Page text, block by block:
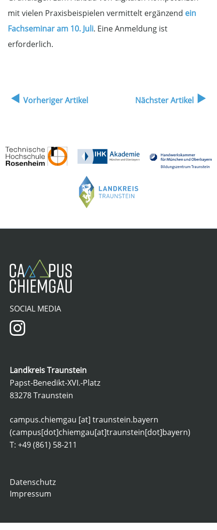
mit vielen Praxisbeispielen vermittelt ergänzend ein
Fachseminar am 10. Juli. Eine Anmeldung ist
erforderlich.
Vorheriger Artikel Nächster Artikel
SOCIAL MEDIA
Landkreis Traunstein
Papst-Benedikt-XVI.-Platz
83278 Traunstein
campus.chiemgau [at] traunstein.bayern
(campus[dot]chiemgau[at]traunstein[dot]bayern)
T: +49 (861) 58-211
Datenschutz
Impressum